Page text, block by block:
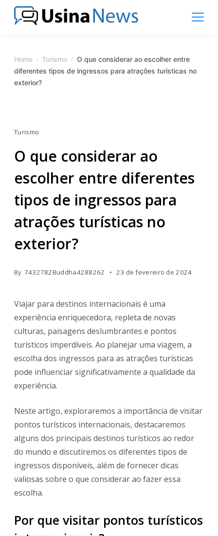
Skip
Magazine
Home Turismo
O que considerar ao escolher entre
diferentes tipos de ingressos para atrações turísticas no
exterior?
Turismo
O que considerar ao
escolher entre diferentes
tipos de ingressos para
atrações turísticas no
exterior?
By 7432782Buddha4288262 23 de fevereiro de 2024
Viajar para destinos internacionais é uma
experiência enriquecedora, repleta de novas
culturas, paisagens deslumbrantes e pontos
turísticos imperdíveis. Ao planejar uma viagem, a
escolha dos ingressos para as atrações turísticas
pode influenciar significativamente a qualidade da
experiência.
Neste artigo, exploraremos a importância de visitar
pontos turísticos internacionais, destacaremos
alguns dos principais destinos turísticos ao redor
do mundo e discutiremos os diferentes tipos de
ingressos disponíveis, além de fornecer dicas
valiosas sobre o que considerar ao fazer essa
escolha.
Por que visitar pontos turísticos